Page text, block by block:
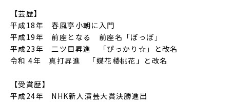
【芸歴】
平成18年 春風亭小朝に入門
平成19年 前座となる 前座名「ぽっぽ」
平成23年 二ツ目昇進 「ぴっかり☆」と改名
令和 4年 真打昇進 「蝶花楼桃花」と改名
【受賞歴】
平成24年 NHK新人演芸大賞決勝進出